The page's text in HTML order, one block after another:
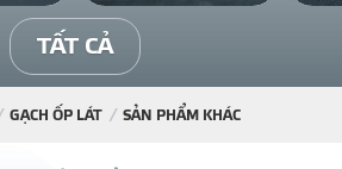
TẤT CẢ
GẠCH ỐP LÁT SẢN PHẨM KHÁC